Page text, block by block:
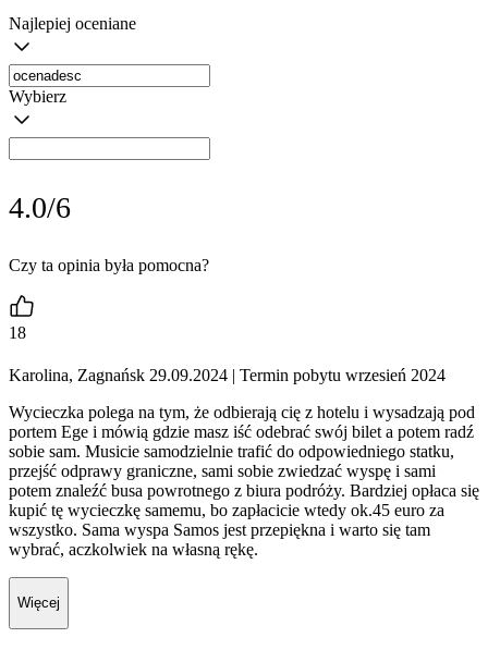
Najlepiej oceniane
Wybierz
4.0/6
Czy ta opinia była pomocna?
18
Karolina, Zagnańsk 29.09.2024 | Termin pobytu wrzesień 2024
Wycieczka polega na tym, że odbierają cię z hotelu i wysadzają pod
portem Ege i mówią gdzie masz iść odebrać swój bilet a potem radź
sobie sam. Musicie samodzielnie trafić do odpowiedniego statku,
przejść odprawy graniczne, sami sobie zwiedzać wyspę i sami
potem znaleźć busa powrotnego z biura podróży. Bardziej opłaca się
kupić tę wycieczkę samemu, bo zapłacicie wtedy ok.45 euro za
wszystko. Sama wyspa Samos jest przepiękna i warto się tam
wybrać, aczkolwiek na własną rękę.
Więcej